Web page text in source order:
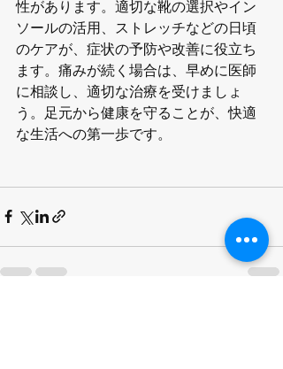
性があります。適切な靴の選択やイン
ソールの活用、ストレッチなどの日頃
のケアが、症状の予防や改善に役立ち
ます。痛みが続く場合は、早めに医師
に相談し、適切な治療を受けましょ
う。足元から健康を守ることが、快適
な生活への第一歩です。